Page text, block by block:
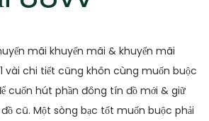
mãi khuyến mãi & khuyến mãi
vài chi tiết cũng khôn cùng muốn buộc
cuốn hút phần đông tín đồ mới & giữ
cũ. Một sòng bạc tốt muốn buộc phải